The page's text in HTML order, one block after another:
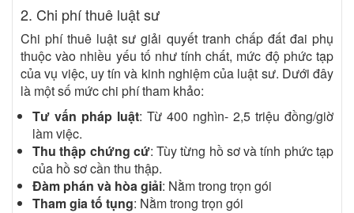
2. Chi phí thuê luật sư
Chi phí thuê luật sư giải quyết tranh chấp đất đai phụ
thuộc vào nhiều yếu tố như tính chất, mức độ phức tạp
của vụ việc, uy tín và kinh nghiệm của luật sư. Dưới đây
là một số mức chi phí tham khảo:
Tư vấn pháp luật: Từ 400 nghìn- 2,5 triệu đồng/giờ
làm việc.
Thu thập chứng cứ: Tùy từng hồ sơ và tính phức tạp
của hồ sơ cần thu thập.
Đàm phán và hòa giải: Nằm trong trọn gói
Tham gia tố tụng: Nằm trong trọn gói